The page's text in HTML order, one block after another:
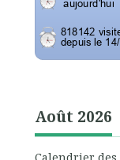
Août 2026